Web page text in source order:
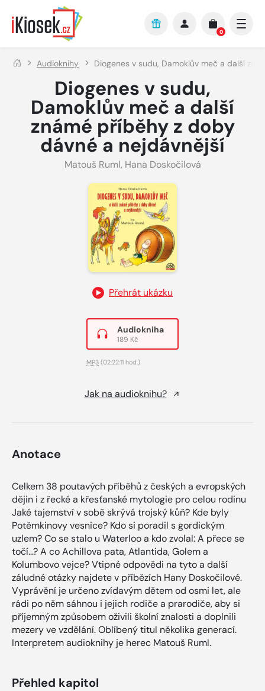
Přejít na hlavní obsah
0
Audioknihy Diogenes v sudu, Damoklův meč a další
Diogenes v sudu,
Damoklův meč a další
známé příběhy z doby
dávné a nejdávnější
Matouš Ruml, Hana Doskočilová
Přehrát ukázku
Audiokniha
189 Kč
MP3 (02:22:11 hod.)
Jak na audioknihu?
Anotace
Celkem 38 poutavých příběhů z českých a evropských
dějin i z řecké a křesťanské mytologie pro celou rodinu
Jaké tajemství v sobě skrývá trojský kůň? Kde byly
Potěmkinovy vesnice? Kdo si poradil s gordickým
uzlem? Co se stalo u Waterloo a kdo zvolal: A přece se
točí…? A co Achillova pata, Atlantida, Golem a
Kolumbovo vejce? Vtipné odpovědi na tyto a další
záludné otázky najdete v příbězích Hany Doskočilové.
Vyprávění je určeno zvídavým dětem od osmi let, ale
rádi po něm sáhnou i jejich rodiče a prarodiče, aby si
příjemným způsobem oživili školní znalosti a doplnili
mezery ve vzdělání. Oblíbený titul několika generací.
Interpretem audioknihy je herec Matouš Ruml.
Přehled kapitol